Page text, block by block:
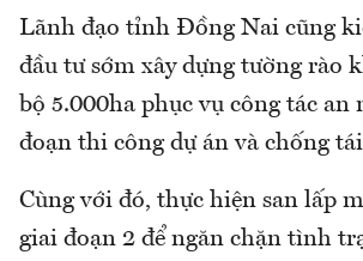
Lãnh đạo tỉnh Đồng Nai cũng
đầu tư sớm xây dựng tường rào
bộ 5.000ha phục vụ công tác
đoạn thi công dự án và chống
Cùng với đó, thực hiện san lấp
giai đoạn 2 để ngăn chặn tình